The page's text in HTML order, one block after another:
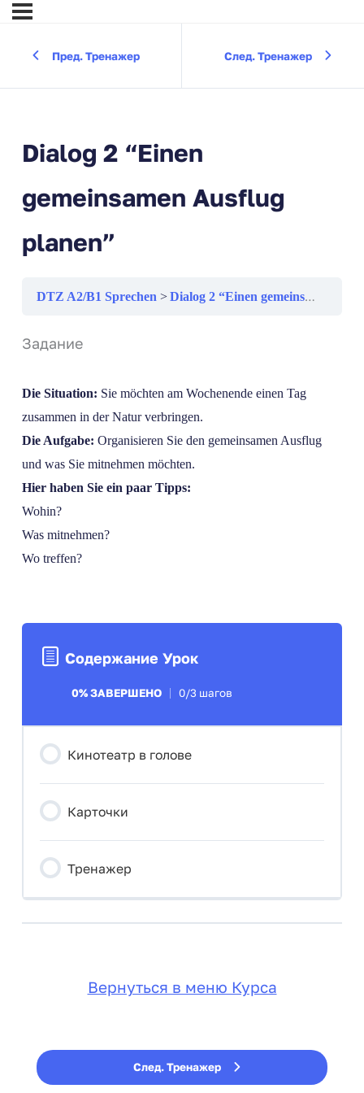
Пред. Тренажер След. Тренажер
Dialog 2 “Einen
gemeinsamen Ausflug
planen”
DTZ A2/B1 Sprechen Dialog 2 “Einen gemeinsamen Ausflug planen”
Задание
Die Situation: Sie möchten am Wochenende einen Tag
zusammen in der Natur verbringen.
Die Aufgabe: Organisieren Sie den gemeinsamen Ausflug
und was Sie mitnehmen möchten.
Hier haben Sie ein paar Tipps:
Wohin?
Was mitnehmen?
Wo treffen?
Содержание Урок
0% ЗАВЕРШЕНО 0/3 шагов
Кинотеатр в голове
Карточки
Тренажер
Вернуться в меню Курса
След. Тренажер